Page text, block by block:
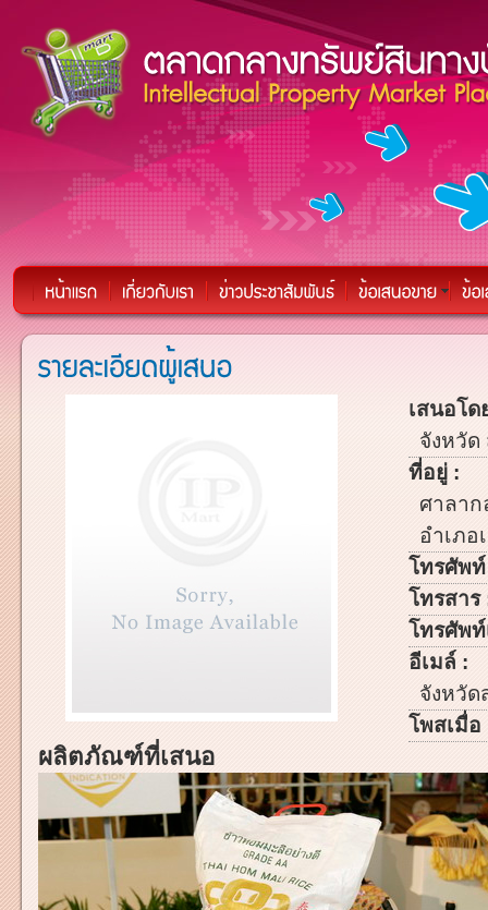
เสนอโด
จังหวัด
ที่อยู่ :
ศาลาก
อำเภอ
โทรศัพ
โทรสาร
โทรศัพ
อีเมล์ :
จังหวัด
โพสเมื่อ
ผลิตภัณฑ์ที่เสนอ